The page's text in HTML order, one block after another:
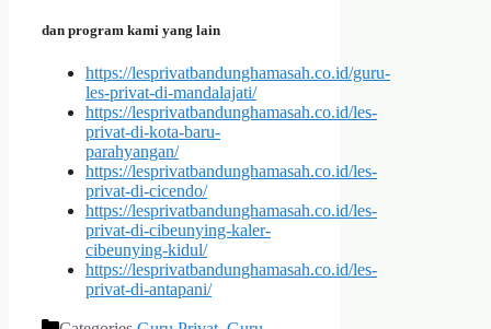
dan program kami yang lain
https://lesprivatbandunghamasah.co.id/guru-
les-privat-di-mandalajati/
https://lesprivatbandunghamasah.co.id/les-
privat-di-kota-baru-
parahyangan/
https://lesprivatbandunghamasah.co.id/les-
privat-di-cicendo/
https://lesprivatbandunghamasah.co.id/les-
privat-di-cibeunying-kaler-
cibeunying-kidul/
https://lesprivatbandunghamasah.co.id/les-
privat-di-antapani/